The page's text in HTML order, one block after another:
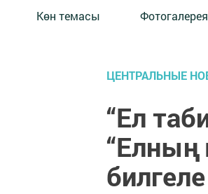
Көн темасы Фотогалерея
ЦЕНТРАЛЬНЫЕ
“Ел
“Елның
билгеле